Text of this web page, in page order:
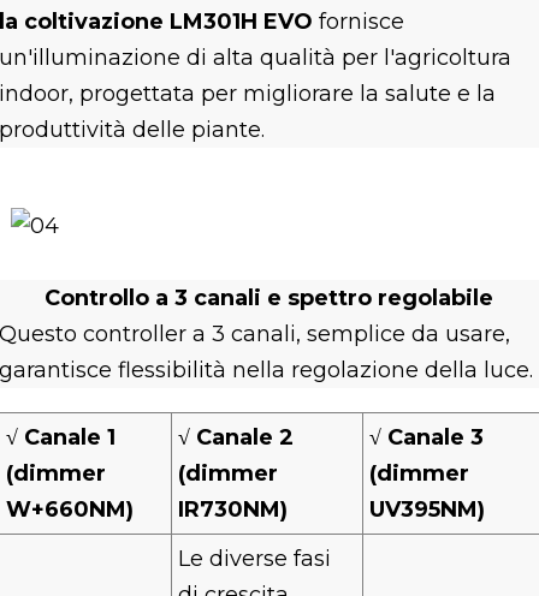
coltivazione LM301H EVO fornisce
di alta qualità per l'agricoltura
progettata per migliorare la salute e la
delle piante.
Controllo a 3 canali e spettro regolabile
controller a 3 canali, semplice da usare,
flessibilità nella regolazione della luce.
√ Canale 1
(dimmer
W+660NM)
√ Canale 2
(dimmer
IR730NM)
√ Canale 3
(dimmer
UV395NM)
Le diverse fasi